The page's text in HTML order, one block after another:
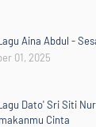
Aina Abdul -
01, 2025
Dato' Sri Siti
Cinta